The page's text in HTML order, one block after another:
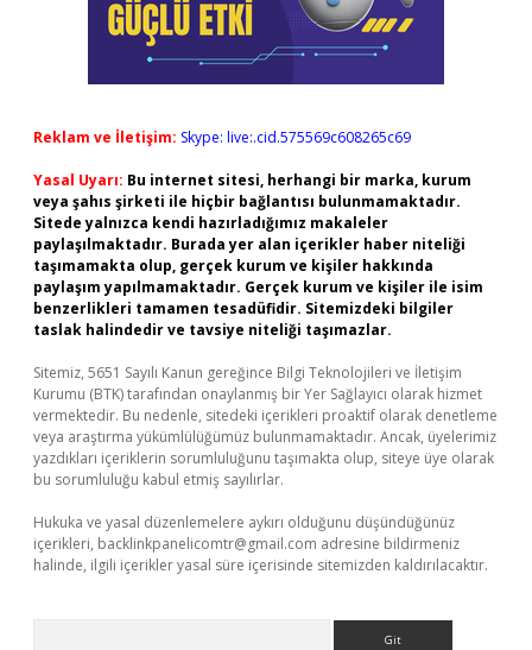
Reklam ve İletişim: Skype: live:.cid.575569c608265c69
Yasal Uyarı: Bu internet sitesi, herhangi bir marka, kurum
veya şahıs şirketi ile hiçbir bağlantısı bulunmamaktadır.
Sitede yalnızca kendi hazırladığımız makaleler
paylaşılmaktadır. Burada yer alan içerikler haber niteliği
taşımamakta olup, gerçek kurum ve kişiler hakkında
paylaşım yapılmamaktadır. Gerçek kurum ve kişiler ile isim
benzerlikleri tamamen tesadüfidir. Sitemizdeki bilgiler
taslak halindedir ve tavsiye niteliği taşımazlar.
Sitemiz, 5651 Sayılı Kanun gereğince Bilgi Teknolojileri ve İletişim
Kurumu (BTK) tarafından onaylanmış bir Yer Sağlayıcı olarak hizmet
vermektedir. Bu nedenle, sitedeki içerikleri proaktif olarak denetleme
veya araştırma yükümlülüğümüz bulunmamaktadır. Ancak, üyelerimiz
yazdıkları içeriklerin sorumluluğunu taşımakta olup, siteye üye olarak
bu sorumluluğu kabul etmiş sayılırlar.
Hukuka ve yasal düzenlemelere aykırı olduğunu düşündüğünüz
içerikleri, backlinkpanelicomtr@gmail.com adresine bildirmeniz
halinde, ilgili içerikler yasal süre içerisinde sitemizden kaldırılacaktır.